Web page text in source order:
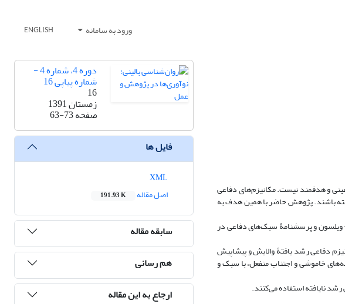
ورود به سامانه ENGLISH
و هدفمند نیست. مکانیزم‌های دفاعی
باشند. پژوهش حاضر با همین هدف به
ویلسون و پرسشنامۀ سبک‌های دفاعی در
دفاعی رشد یافتۀ والایش و پیشاپیش
خاموشی و اجتناب منفعل، با سبک و
نایافته استفاده می‌کنند.
دوره 4، شماره 4 -
شماره پیاپی 16
16
زمستان 1391
صفحه63-73
فایل ها
اصل مقاله
191.93 K
سابقه مقاله
هم رسانی
ارجاع به این مقاله